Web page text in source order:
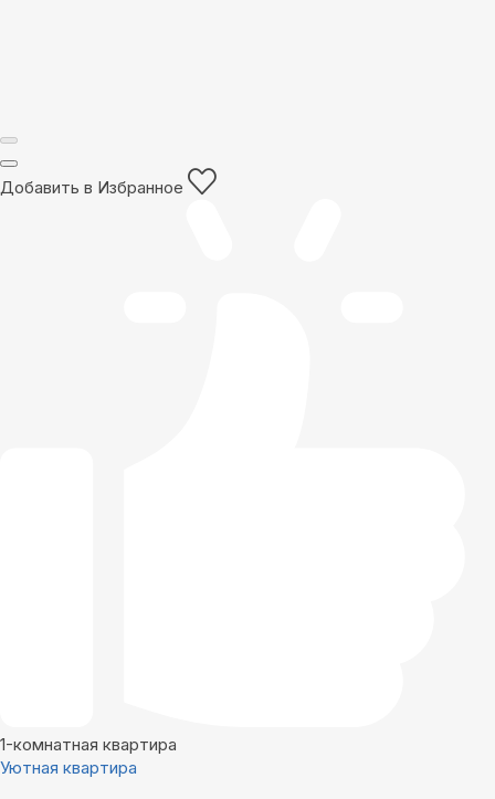
Добавить в Избранное
1-комнатная квартира
Уютная квартира